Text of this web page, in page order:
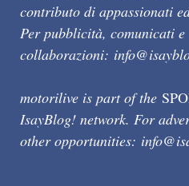
contributo di appassionati
Per pubblicità, comunicati e
collaborazioni:
motorilive is part of the
IsayBlog! network. For
other opportunities: